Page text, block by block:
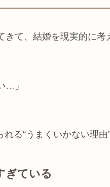
て、結婚を現実的に考
…」
る“うまくいかない理由
ぎている